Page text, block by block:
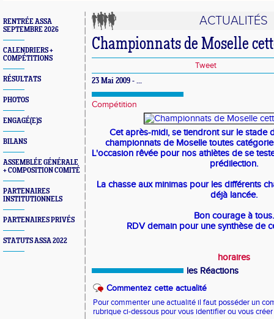
RENTRÉE ASSA
SEPTEMBRE 2026
CALENDRIERS +
COMPÉTITIONS
RÉSULTATS
PHOTOS
ENGAGÉ(E)S
BILANS
ASSEMBLÉE GÉNÉRALE
+ COMPOSITION COMITÉ
PARTENAIRES
INSTITUTIONNELS
PARTENAIRES PRIVÉS
STATUTS ASSA 2022
ACTUALITÉS
Championnats de Moselle
Tweet
23 Mai 2009 - ...
Compétition
Cet après-midi, se tiendront sur le stade
championnats de Moselle toutes
L'occasion rêvée pour nos athlètes de se
prédilection.
La chasse aux minimas pour les différents
déjà lancée.
Bon courage à tous.
RDV demain pour une synthèse de
horaires
les Réactions
Commentez cette actualité
Pour commenter une actualité il faut posséder un
rubrique ci-dessous pour vous identifier ou vous